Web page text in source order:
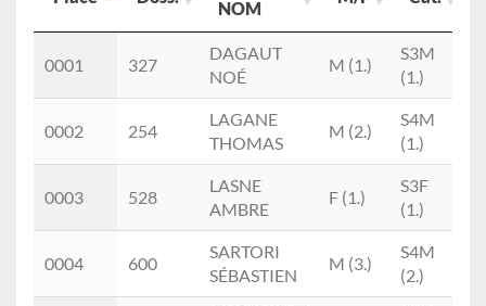
NOM
Prénom
NOM
Cat.
0001
327
DAGAUT
NOÉ
M (1.)
S3M
(1.)
0002 254
LAGANE
THOMAS
M (2.)
S4M
(1.)
0003 528
LASNE
AMBRE
F (1.)
S3F
(1.)
0004 600
SARTORI
SÉBASTIEN
M (3.)
S4M
(2.)